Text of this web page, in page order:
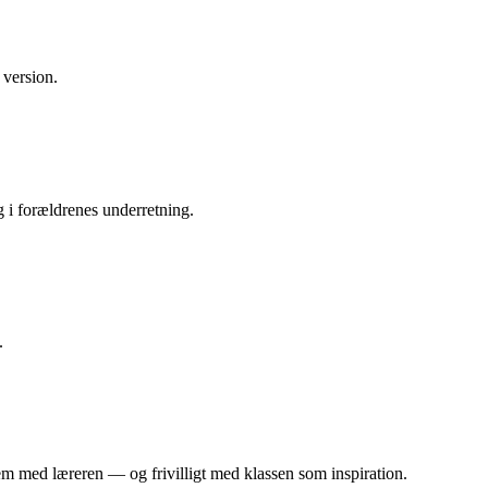
i forældrenes underretning.
med læreren — og frivilligt med klassen som inspiration.